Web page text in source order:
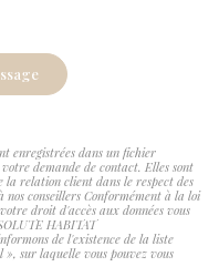
enregistrées dans un fichier
demande de contact. Elles sont
la relation client dans le respect des
nos conseillers Conformément à la loi
droit d'accès aux données vous
HABITAT
de l'existence de la liste
sur laquelle vous pouvez vous